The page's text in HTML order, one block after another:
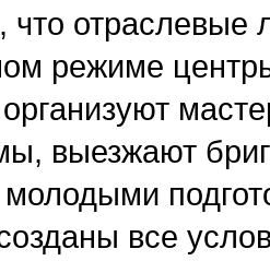
что
режиме
выезжают
молодыми
все